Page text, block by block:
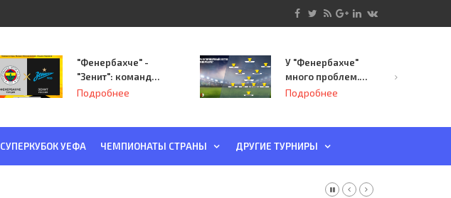
"Фенербахче" -
"Зенит": команда
Семака начинает
Подробнее
У "Фенербахче"
много проблем.
Но он опасен для
Подробнее
СУПЕРКУБОК УЕФА ЧЕМПИОНАТЫ СТРАНЫ ДРУГИЕ ТУРНИРЫ